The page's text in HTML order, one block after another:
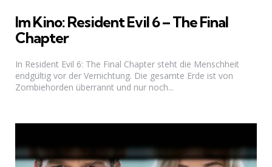
Im Kino: Resident Evil 6 – The Final
Chapter
In Resident Evil 6: The Final Chapter steht die Menschheit
endgültig vor der Vernichtung. Die gesamte Erde ist von
Zombiehorden überrannt und nur noch...